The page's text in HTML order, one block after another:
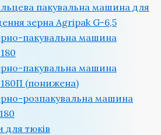
пакувальна машина для
зерна Agripak G-6,5
пакувальна машина
пакувальна машина
(понижена)
розпакувальна машина
для тюків